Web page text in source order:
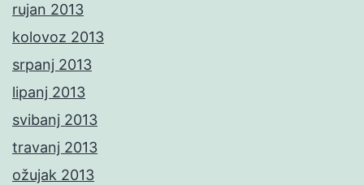
rujan 2013
kolovoz 2013
srpanj 2013
lipanj 2013
svibanj 2013
travanj 2013
ožujak 2013